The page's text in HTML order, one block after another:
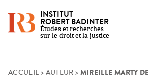
Skip
INSTITUT
ROBERT BADINTER
Études et recherches
sur le droit et la justice
ACCUEIL > AUTEUR > MIREILLE MARTY